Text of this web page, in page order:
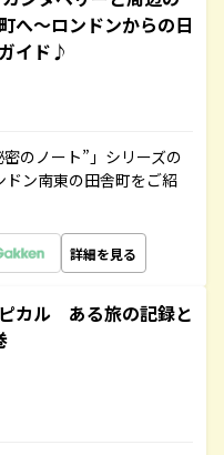
へ～ロンドンからの日
イド♪
のノート”」シリーズの
ン南東の田舎町をご紹
詳細を見る
カル ある旅の記録と